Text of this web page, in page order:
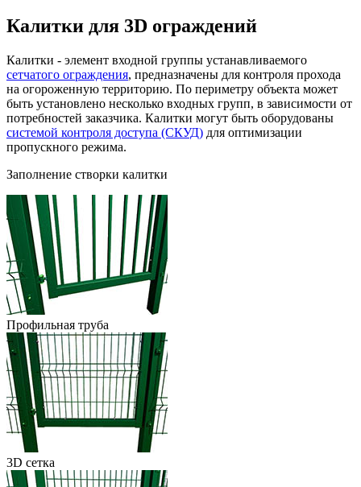
Калитки для 3D ограждений
Калитки - элемент входной группы устанавливаемого
сетчатого ограждения, предназначены для контроля прохода
на огороженную территорию. По периметру объекта может
быть установлено несколько входных групп, в зависимости от
потребностей заказчика. Калитки могут быть оборудованы
системой контроля доступа (СКУД) для оптимизации
пропускного режима.
Заполнение створки калитки
Профильная труба
3D сетка